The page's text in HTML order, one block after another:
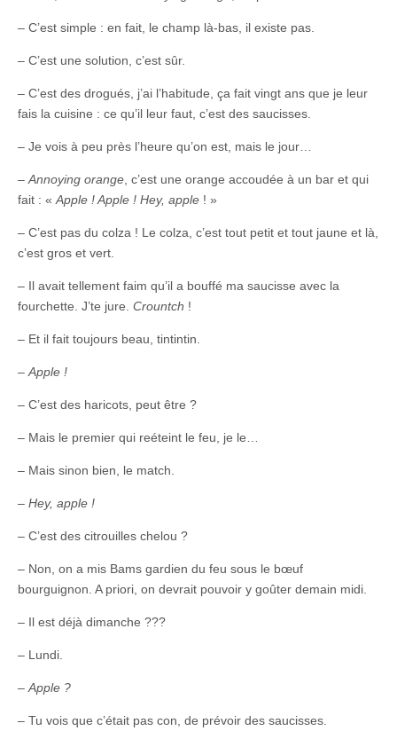
– C’est simple : en fait, le champ là-bas, il existe pas.
– C’est une solution, c’est sûr.
– C’est des drogués, j’ai l’habitude, ça fait vingt ans que je leur
fais la cuisine : ce qu’il leur faut, c’est des saucisses.
– Je vois à peu près l’heure qu’on est, mais le jour…
– Annoying orange , c’est une orange accoudée à un bar et qui
fait : « Apple ! Apple ! Hey, apple ! »
– C’est pas du colza ! Le colza, c’est tout petit et tout jaune et là,
c’est gros et vert.
– Il avait tellement faim qu’il a bouffé ma saucisse avec la
fourchette. J’te jure. Crountch !
– Et il fait toujours beau, tintintin.
– Apple !
– C’est des haricots, peut être ?
– Mais le premier qui reéteint le feu, je le…
– Mais sinon bien, le match.
– Hey, apple !
– C’est des citrouilles chelou ?
– Non, on a mis Bams gardien du feu sous le bœuf
bourguignon. A priori, on devrait pouvoir y goûter demain midi.
– Il est déjà dimanche ???
– Lundi.
– Apple ?
– Tu vois que c’était pas con, de prévoir des saucisses.